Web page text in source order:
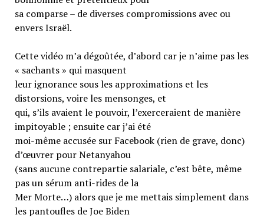
sa comparse – de diverses compromissions avec ou
envers Israël.
Cette vidéo m’a dégoûtée, d’abord car je n’aime pas les
« sachants » qui masquent
leur ignorance sous les approximations et les
distorsions, voire les mensonges, et
qui, s’ils avaient le pouvoir, l’exerceraient de manière
impitoyable ; ensuite car j’ai été
moi-même accusée sur Facebook (rien de grave, donc)
d’œuvrer pour Netanyahou
(sans aucune contrepartie salariale, c’est bête, même
pas un sérum anti-rides de la
Mer Morte…) alors que je me mettais simplement dans
les pantoufles de Joe Biden